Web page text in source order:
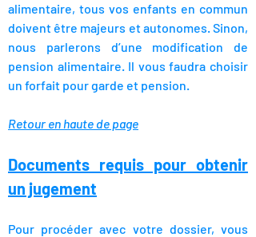
alimentaire, tous vos enfants en commun
doivent être majeurs et autonomes. Sinon,
nous parlerons d’une modification de
pension alimentaire. Il vous faudra choisir
un forfait pour garde et pension.
Retour en haute de page
Documents requis pour obtenir
un jugement
Pour procéder avec votre dossier, vous